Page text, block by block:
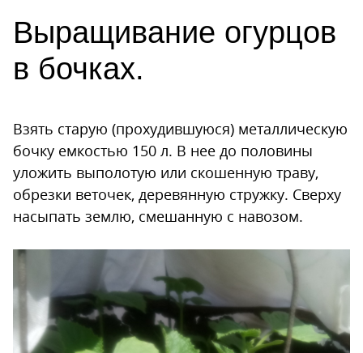
Выращивание огурцов
в бочках.
Взять старую (прохудившуюся) металлическую
бочку емкостью 150 л. В нее до половины
уложить выполотую или скошенную траву,
обрезки веточек, деревянную стружку. Сверху
насыпать землю, смешанную с навозом.